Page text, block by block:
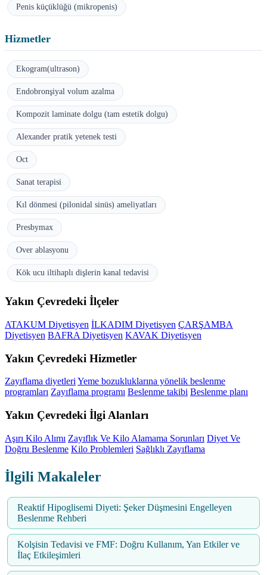
Penis küçüklüğü (mikropenis)
Hizmetler
Ekogram(ultrason)
Endobronşiyal volum azalma
Kompozit laminate dolgu (tam estetik dolgu)
Alexander pratik yetenek testi
Oct
Sanat terapisi
Kıl dönmesi (pilonidal sinüs) ameliyatları
Presbymax
Over ablasyonu
Kök ucu iltihaplı dişlerin kanal tedavisi
Yakın Çevredeki İlçeler
ATAKUM Diyetisyen İLKADIM Diyetisyen ÇARŞAMBA
Diyetisyen BAFRA Diyetisyen KAVAK Diyetisyen
Yakın Çevredeki Hizmetler
Zayıflama diyetleri Yeme bozukluklarına yönelik beslenme
programları Zayıflama programı Beslenme takibi Beslenme planı
Yakın Çevredeki İlgi Alanları
Aşırı Kilo Alımı Zayıflık Ve Kilo Alamama Sorunları Diyet Ve
Doğru Beslenme Kilo Problemleri Sağlıklı Zayıflama
İlgili Makaleler
Reaktif Hipoglisemi Diyeti: Şeker Düşmesini Engelleyen
Beslenme Rehberi
Kolşisin Tedavisi ve FMF: Doğru Kullanım, Yan Etkiler ve
İlaç Etkileşimleri